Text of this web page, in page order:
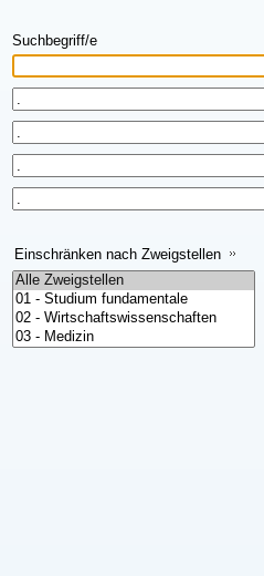
Suchbegriff/e
Einschränken nach Zweigstellen